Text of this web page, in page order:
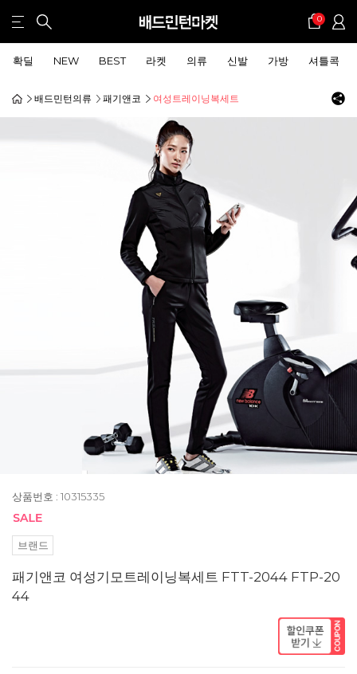
0
확딜 NEW BEST 라켓 의류 신발 가방 셔틀콕
배드민턴의류 패기앤코 여성트레이닝복세트
상품번호 : 10315335
브랜드
패기앤코 여성기모트레이닝복세트 FTT-2044 FTP-20
44